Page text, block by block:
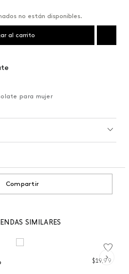
no están disponibles.
al carrito
para mujer
Compartir
SIMILARES
$19,99